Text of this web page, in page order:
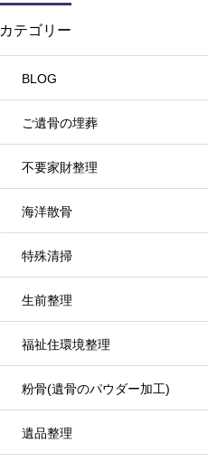
カテゴリー
BLOG
ご遺骨の埋葬
不要家財整理
海洋散骨
特殊清掃
生前整理
福祉住環境整理
粉骨(遺骨のパウダー加工)
遺品整理